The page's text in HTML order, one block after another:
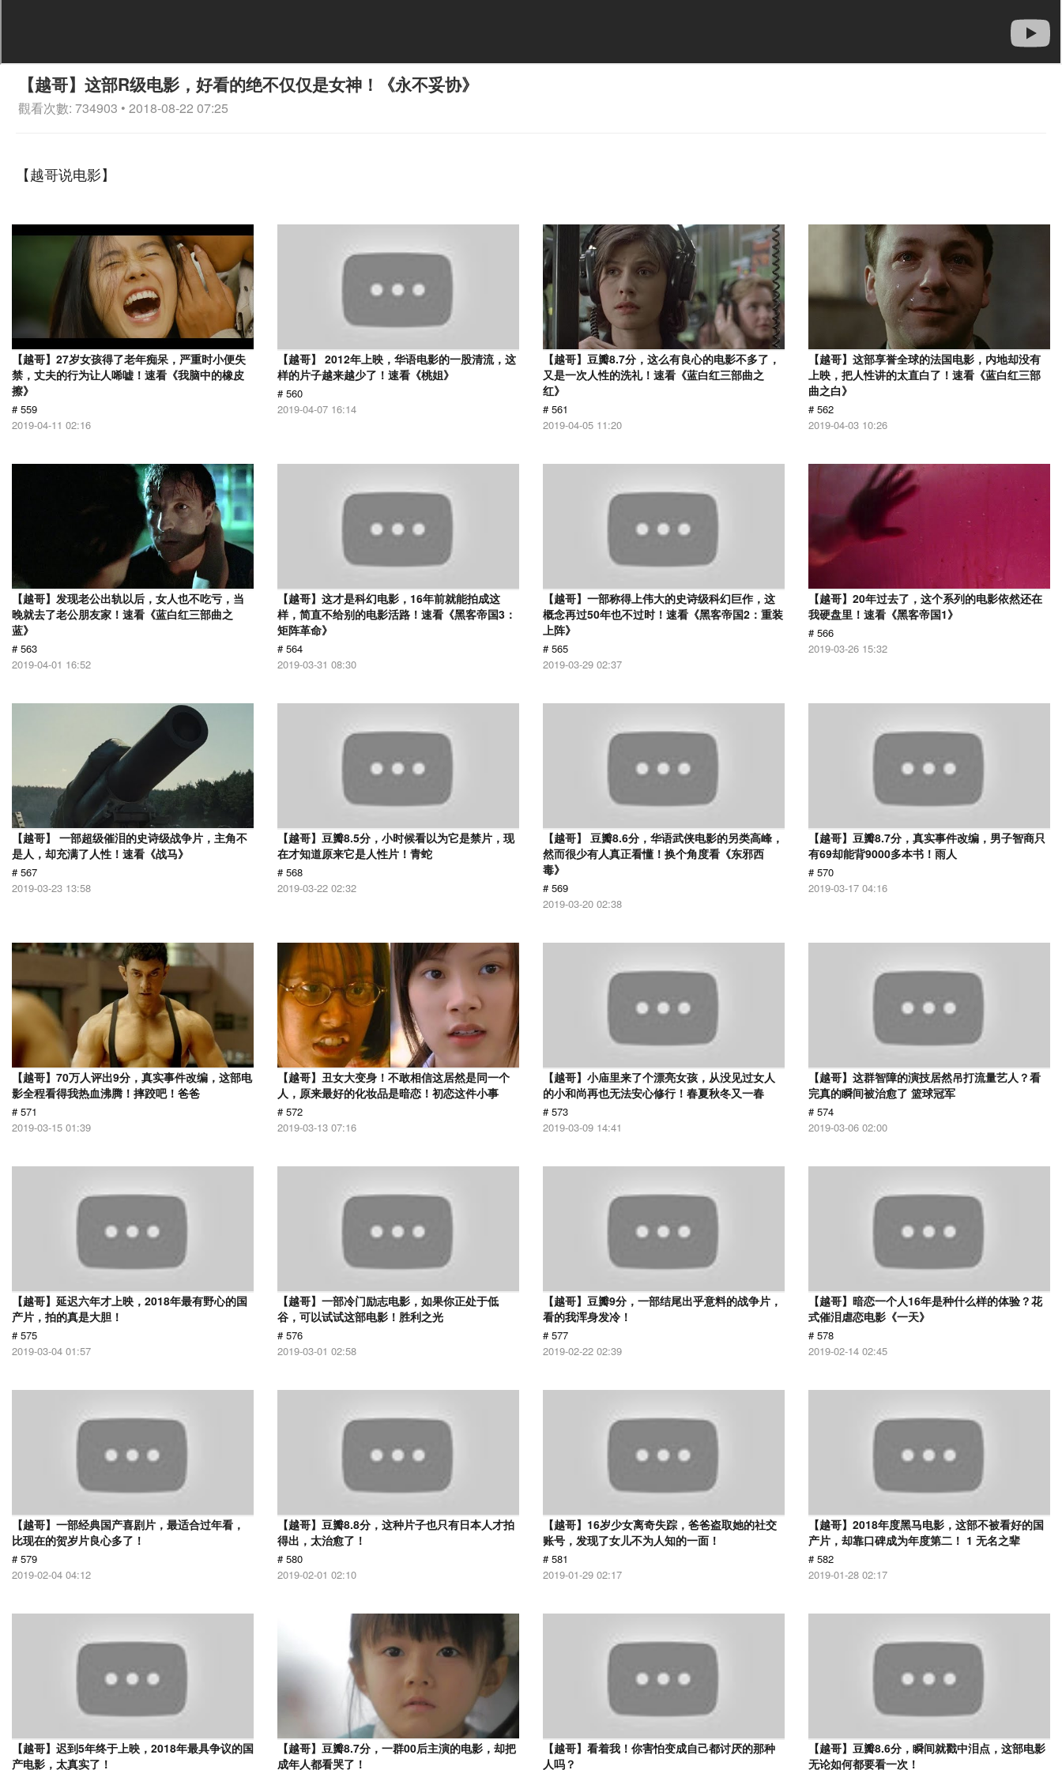
【越哥】这部R级电影，好看的绝不仅仅是女神！《永不妥协》
觀看次數: 734903 • 2018-08-22 07:25
【越哥说电影】
【越哥】27岁女孩得了老年痴呆，严重时小便失
禁，丈夫的行为让人唏嘘！速看《我脑中的橡皮
擦》
# 559
2019-04-11 02:16
【越哥】 2012年上映，华语电影的一股清流，这
样的片子越来越少了！速看《桃姐》
# 560
2019-04-07 16:14
【越哥】豆瓣8.7分，这么有良心的电影不多了，
又是一次人性的洗礼！速看《蓝白红三部曲之
红》
# 561
2019-04-05 11:20
【越哥】这部享誉全球的法国电影，内地却没有
上映，把人性讲的太直白了！速看《蓝白红三部
曲之白》
# 562
2019-04-03 10:26
【越哥】发现老公出轨以后，女人也不吃亏，当
晚就去了老公朋友家！速看《蓝白红三部曲之
蓝》
# 563
2019-04-01 16:52
【越哥】这才是科幻电影，16年前就能拍成这
样，简直不给别的电影活路！速看《黑客帝国3：
矩阵革命》
# 564
2019-03-31 08:30
【越哥】一部称得上伟大的史诗级科幻巨作，这
概念再过50年也不过时！速看《黑客帝国2：重装
上阵》
# 565
2019-03-29 02:37
【越哥】20年过去了，这个系列的电影依然还在
我硬盘里！速看《黑客帝国1》
# 566
2019-03-26 15:32
【越哥】 一部超级催泪的史诗级战争片，主角不
是人，却充满了人性！速看《战马》
# 567
2019-03-23 13:58
【越哥】豆瓣8.5分，小时候看以为它是禁片，现
在才知道原来它是人性片！青蛇
# 568
2019-03-22 02:32
【越哥】 豆瓣8.6分，华语武侠电影的另类高峰，
然而很少有人真正看懂！换个角度看《东邪西
毒》
# 569
2019-03-20 02:38
【越哥】豆瓣8.7分，真实事件改编，男子智商只
有69却能背9000多本书！雨人
# 570
2019-03-17 04:16
【越哥】70万人评出9分，真实事件改编，这部电
影全程看得我热血沸腾！摔跤吧！爸爸
# 571
2019-03-15 01:39
【越哥】丑女大变身！不敢相信这居然是同一个
人，原来最好的化妆品是暗恋！初恋这件小事
# 572
2019-03-13 07:16
【越哥】小庙里来了个漂亮女孩，从没见过女人
的小和尚再也无法安心修行！春夏秋冬又一春
# 573
2019-03-09 14:41
【越哥】这群智障的演技居然吊打流量艺人？看
完真的瞬间被治愈了 篮球冠军
# 574
2019-03-06 02:00
【越哥】延迟六年才上映，2018年最有野心的国
产片，拍的真是大胆！
# 575
2019-03-04 01:57
【越哥】一部冷门励志电影，如果你正处于低
谷，可以试试这部电影！胜利之光
# 576
2019-03-01 02:58
【越哥】豆瓣9分，一部结尾出乎意料的战争片，
看的我浑身发冷！
# 577
2019-02-22 02:39
【越哥】暗恋一个人16年是种什么样的体验？花
式催泪虐恋电影《一天》
# 578
2019-02-14 02:45
【越哥】一部经典国产喜剧片，最适合过年看，
比现在的贺岁片良心多了！
# 579
2019-02-04 04:12
【越哥】豆瓣8.8分，这种片子也只有日本人才拍
得出，太治愈了！
# 580
2019-02-01 02:10
【越哥】16岁少女离奇失踪，爸爸盗取她的社交
账号，发现了女儿不为人知的一面！
# 581
2019-01-29 02:17
【越哥】2018年度黑马电影，这部不被看好的国
产片，却靠口碑成为年度第二！ 1 无名之辈
# 582
2019-01-28 02:17
【越哥】迟到5年终于上映，2018年最具争议的国
产电影，太真实了！
【越哥】豆瓣8.7分，一群00后主演的电影，却把
成年人都看哭了！
【越哥】看着我！你害怕变成自己都讨厌的那种
人吗？
【越哥】豆瓣8.6分，瞬间就戳中泪点，这部电影
无论如何都要看一次！